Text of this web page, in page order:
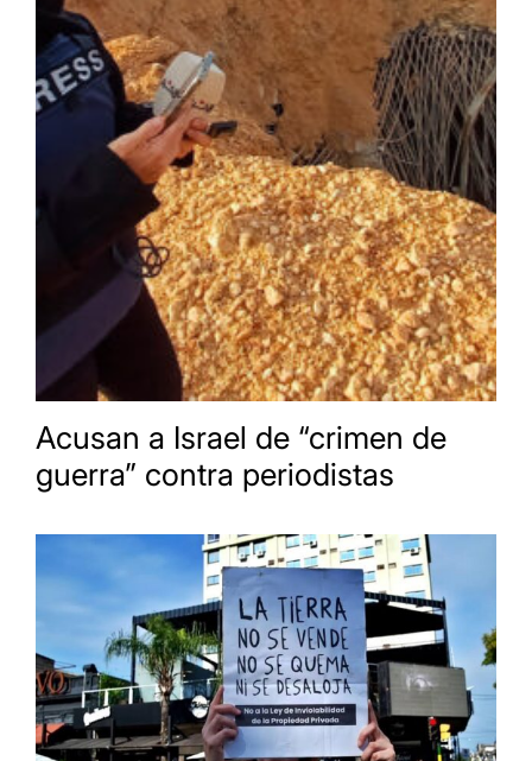
Acusan a Israel de “crimen de
guerra” contra periodistas